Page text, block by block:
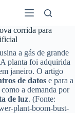
corrida para
a gás de grande
planta foi adquirida
janeiro. O artigo
de datos e para a
a demanda por
de luz. (Fonte:
plant-boom-bust-